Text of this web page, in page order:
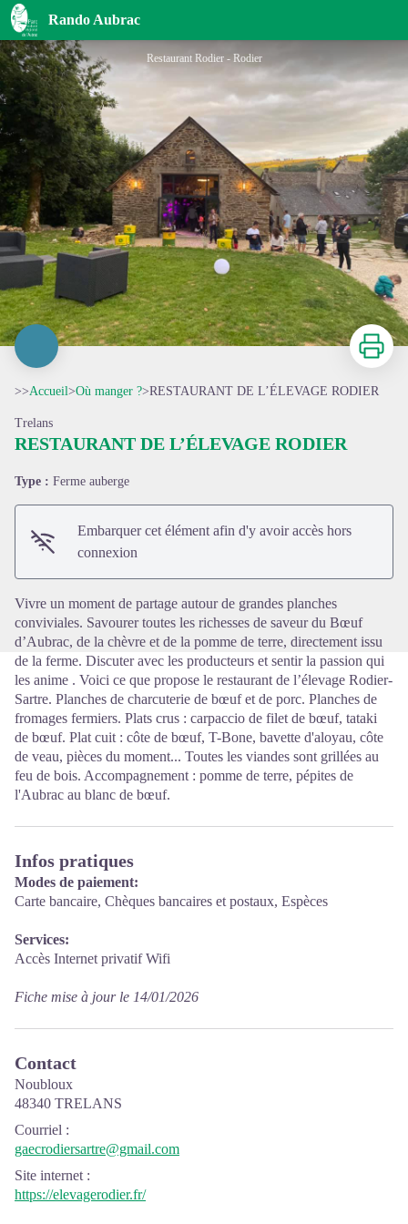
Rando Aubrac
RESTAURANT DE L’ÉLEVAGE RODIER
Restaurant Rodier - Rodier
Voir l'image en plein écran
Imprimer
>>Accueil>Où manger ?>RESTAURANT DE L’ÉLEVAGE RODIER
Trelans
RESTAURANT DE L’ÉLEVAGE RODIER
Type : Ferme auberge
Embarquer cet élément afin d'y avoir accès hors
connexion
Vivre un moment de partage autour de grandes planches
conviviales. Savourer toutes les richesses de saveur du Bœuf
d’Aubrac, de la chèvre et de la pomme de terre, directement issu
de la ferme. Discuter avec les producteurs et sentir la passion qui
les anime . Voici ce que propose le restaurant de l’élevage Rodier-
Sartre. Planches de charcuterie de bœuf et de porc. Planches de
fromages fermiers. Plats crus : carpaccio de filet de bœuf, tataki
de bœuf. Plat cuit : côte de bœuf, T-Bone, bavette d'aloyau, côte
de veau, pièces du moment... Toutes les viandes sont grillées au
feu de bois. Accompagnement : pomme de terre, pépites de
l'Aubrac au blanc de bœuf.
Infos pratiques
Modes de paiement:
Carte bancaire, Chèques bancaires et postaux, Espèces
Services:
Accès Internet privatif Wifi
Fiche mise à jour le 14/01/2026
Contact
Noubloux
48340 TRELANS
Courriel :
gaecrodiersartre@gmail.com
Site internet :
https://elevagerodier.fr/